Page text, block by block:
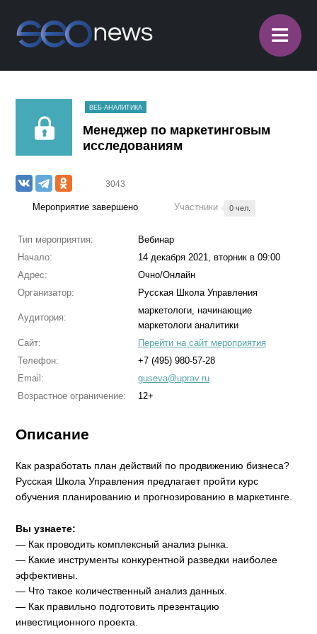
≡
ВЕБ-АНАЛИТИКА
Менеджер по маркетинговым
исследованиям
3043
Мероприятие завершено Участники 0 чел.
Тип мероприятия:
Вебинар
Начало:
14 декабря 2021, вторник в 09:00
Адрес:
Очно/Онлайн
Организатор:
Русская Школа Управления
Аудитория:
маркетологи, начинающие
маркетологи аналитики
Сайт:
Перейти на сайт мероприятия
Телефон:
+7 (495) 980-57-28
Email:
guseva@uprav.ru
Возрастное ограничение:
12+
Описание
Как разработать план действий по продвижению бизнеса?
Русская Школа Управления предлагает пройти курс
обучения планированию и прогнозированию в маркетинге.
Вы узнаете:
— Как проводить комплексный анализ рынка.
— Какие инструменты конкурентной разведки наиболее
эффективны.
— Что такое количественный анализ данных.
— Как правильно подготовить презентацию
инвестиционного проекта.